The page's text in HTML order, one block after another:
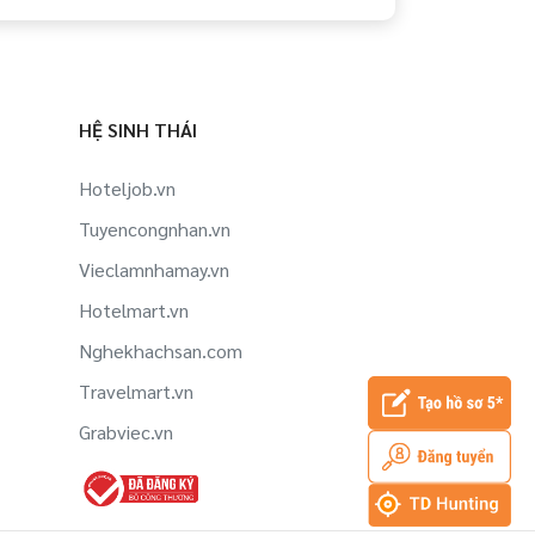
HỆ SINH THÁI
Hoteljob.vn
Tuyencongnhan.vn
Vieclamnhamay.vn
Hotelmart.vn
Nghekhachsan.com
Travelmart.vn
Grabviec.vn